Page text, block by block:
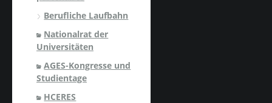
Berufliche Laufbahn
Nationalrat der
Universitäten
AGES-Kongresse und
Studientage
HCERES